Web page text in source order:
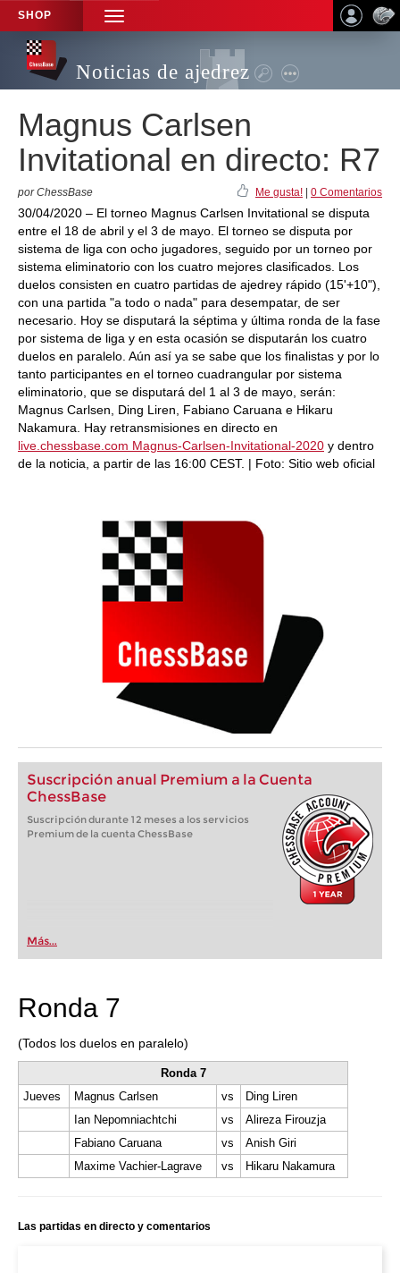
SHOP
TOGGLE
NAVIGATION
Noticias de ajedrez
Magnus Carlsen
Invitational en directo: R7
por ChessBase Me gusta! 0 Comentarios
30/04/2020 – El torneo Magnus Carlsen Invitational se disputa
entre el 18 de abril y el 3 de mayo. El torneo se disputa por
sistema de liga con ocho jugadores, seguido por un torneo por
sistema eliminatorio con los cuatro mejores clasificados. Los
duelos consisten en cuatro partidas de ajedrey rápido (15'+10"),
con una partida "a todo o nada" para desempatar, de ser
necesario. Hoy se disputará la séptima y última ronda de la fase
por sistema de liga y en esta ocasión se disputarán los cuatro
duelos en paralelo. Aún así ya se sabe que los finalistas y por lo
tanto participantes en el torneo cuadrangular por sistema
eliminatorio, que se disputará del 1 al 3 de mayo, serán:
Magnus Carlsen, Ding Liren, Fabiano Caruana e Hikaru
Nakamura. Hay retransmisiones en directo en
live.chessbase.com Magnus-Carlsen-Invitational-2020 y dentro
de la noticia, a partir de las 16:00 CEST. | Foto: Sitio web oficial
Suscripción anual Premium a la Cuenta
ChessBase
Suscripción durante 12 meses a los servicios
Premium de la cuenta ChessBase
Más...
Ronda 7
(Todos los duelos en paralelo)
Ronda 7
Jueves
Magnus Carlsen vs
Ding Liren
Ian Nepomniachtchi
vs
Alireza Firouzja
Fabiano Caruana
vs
Anish Giri
Maxime Vachier-Lagrave
vs Hikaru Nakamura
Las partidas en directo y comentarios